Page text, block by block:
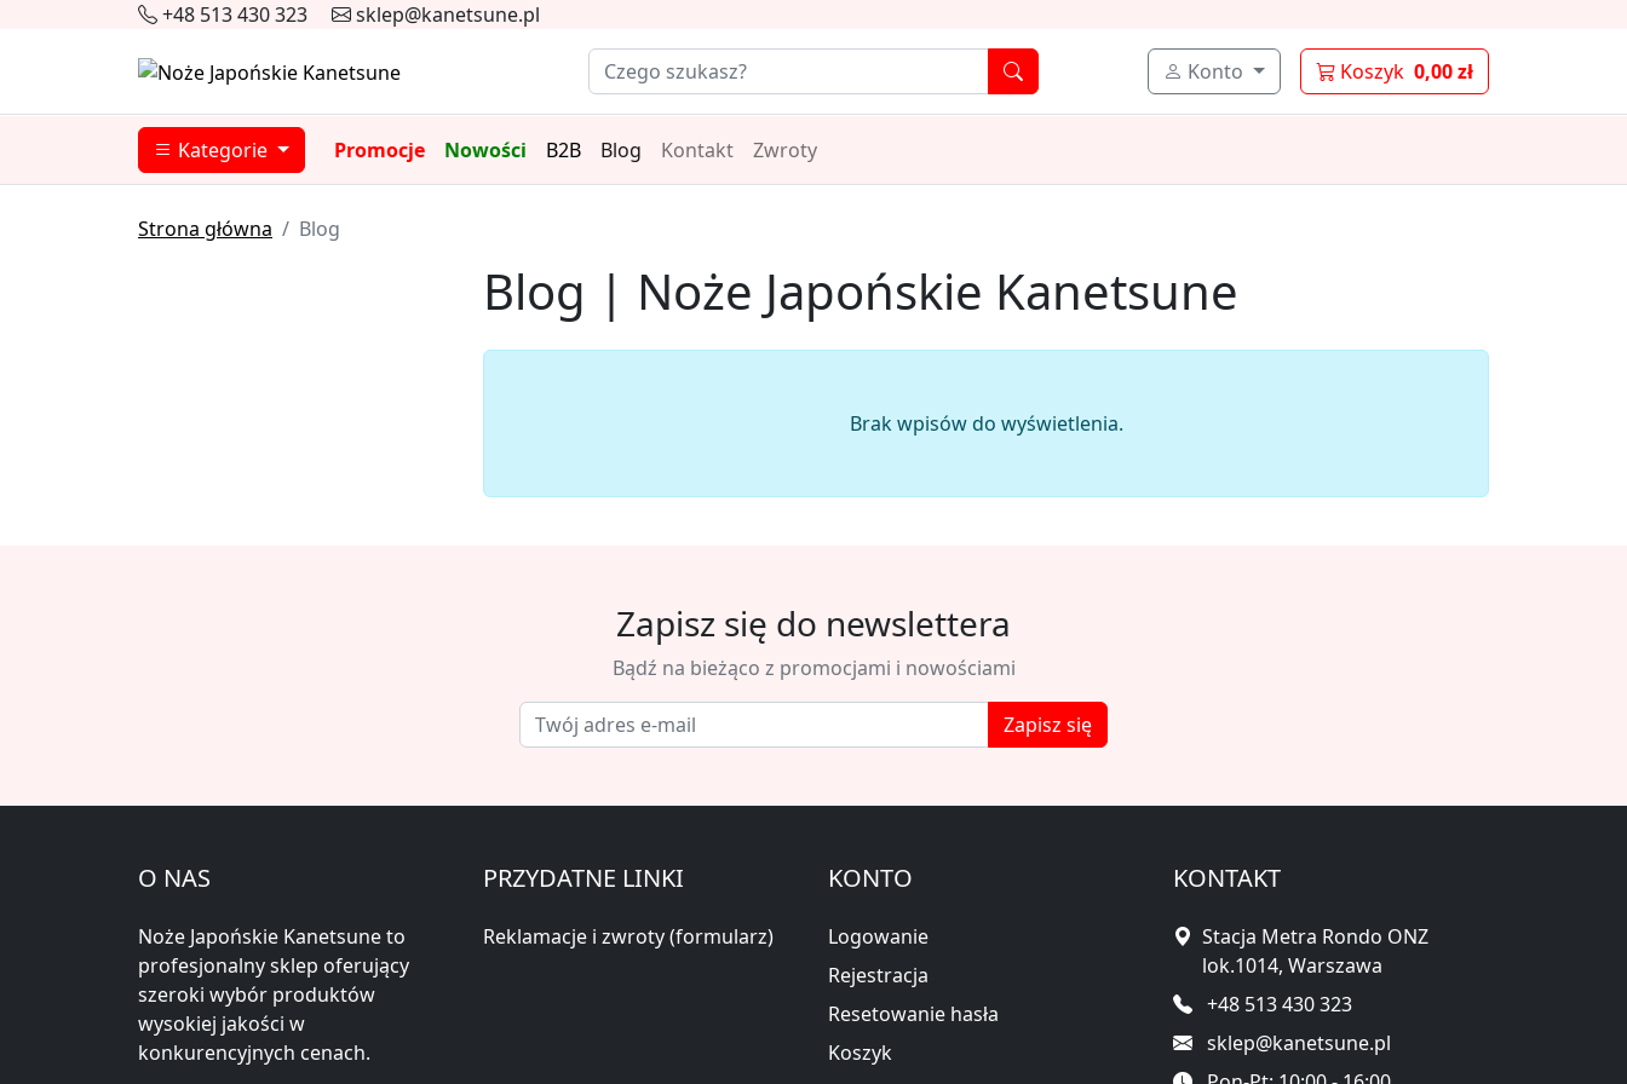
+48 513 430 323 sklep@kanetsune.pl
Konto Koszyk 0,00 zł
Kategorie Promocje Nowości B2B Blog Kontakt Zwroty
Strona główna Blog
Blog | Noże Japońskie Kanetsune
Brak wpisów do wyświetlenia.
Zapisz się do newslettera
Bądź na bieżąco z promocjami i nowościami
Zapisz się
O NAS
Noże Japońskie Kanetsune to
profesjonalny sklep oferujący
szeroki wybór produktów
wysokiej jakości w
konkurencyjnych cenach.
PRZYDATNE LINKI
Reklamacje i zwroty (formularz)
KONTO
Logowanie
Rejestracja
Resetowanie hasła
Koszyk
KONTAKT
Stacja Metra Rondo ONZ
lok.1014, Warszawa
+48 513 430 323
sklep@kanetsune.pl